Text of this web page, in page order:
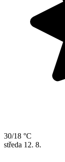
30/18 °C
středa 12. 8.